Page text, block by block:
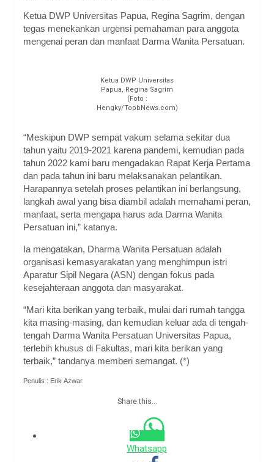
Ketua DWP Universitas Papua, Regina Sagrim, dengan
tegas menekankan urgensi pemahaman para anggota
mengenai peran dan manfaat Darma Wanita Persatuan.
Ketua DWP Universitas
Papua, Regina Sagrim
(Foto :
Hengky/TopbNews.com)
“Meskipun DWP sempat vakum selama sekitar dua
tahun yaitu 2019-2021 karena pandemi, kemudian pada
tahun 2022 kami baru mengadakan Rapat Kerja Pertama
dan pada tahun ini baru melaksanakan pelantikan.
Harapannya setelah proses pelantikan ini berlangsung,
langkah awal yang bisa diambil adalah memahami peran,
manfaat, serta mengapa harus ada Darma Wanita
Persatuan ini,” katanya.
Ia mengatakan, Dharma Wanita Persatuan adalah
organisasi kemasyarakatan yang menghimpun istri
Aparatur Sipil Negara (ASN) dengan fokus pada
kesejahteraan anggota dan masyarakat.
“Mari kita berikan yang terbaik, mulai dari rumah tangga
kita masing-masing, dan kemudian keluar ada di tengah-
tengah Darma Wanita Persatuan Universitas Papua,
terlebih khusus di Fakultas, mari kita berikan yang
terbaik,” tandanya memberi semangat. (*)
Penulis : Erik Azwar
Share this...
Whatsapp